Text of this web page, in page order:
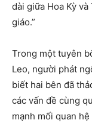
dài giữa Hoa Kỳ
giáo.”
Trong một tuyên
Leo, người phát
biết hai bên đã
các vấn đề cùng
mạnh mối quan